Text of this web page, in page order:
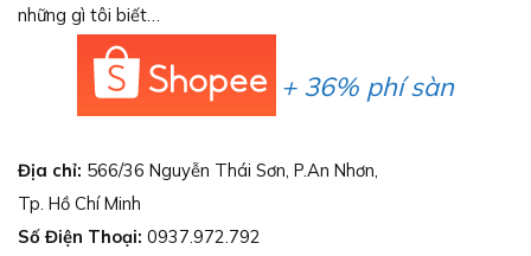
những gì tôi biết…
+ 36% phí sàn
Địa chỉ: 566/36 Nguyễn Thái Sơn, P.An Nhơn,
Tp. Hồ Chí Minh
Số Điện Thoại: 0937.972.792